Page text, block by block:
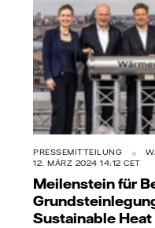
PRESSEMITTEILUNG
12. MÄRZ 2024 14:12 CET
Meilenstein für
Sustainable